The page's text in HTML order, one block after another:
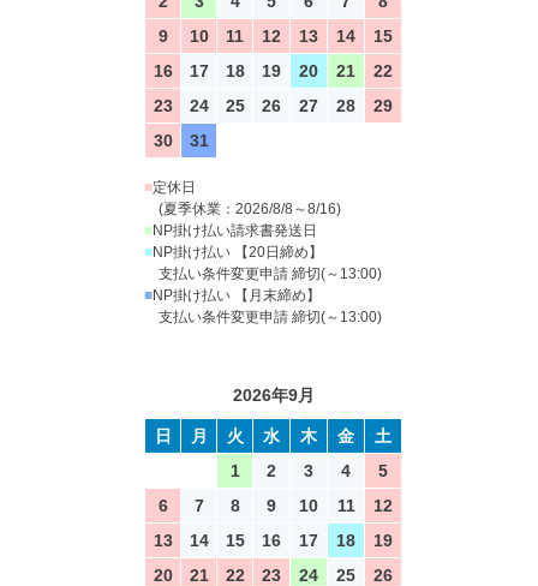
9
10 11 12 13 14
15
16
17 18 19 20 21
22
23
24 25 26 27 28
29
30
31
■定休日
(夏季休業：2026/8/8～8/16)
■NP掛け払い請求書発送日
■NP掛け払い 【20日締め】
支払い条件変更申請 締切(～13:00)
■NP掛け払い 【月末締め】
支払い条件変更申請 締切(～13:00)
2026年9月
日 月 火 水 木 金
土
1
2 3 4
5
6
7 8 9 10 11
12
13
14 15 16 17 18
19
20
21 22 23 24 25
26